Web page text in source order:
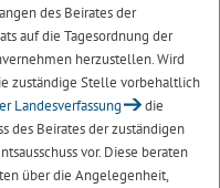
des Beirates der
auf die Tagesordnung der
herzustellen. Wird
zuständige Stelle vorbehaltlich
Landesverfassung
die
des Beirates der zuständigen
vor. Diese beraten
über die Angelegenheit,